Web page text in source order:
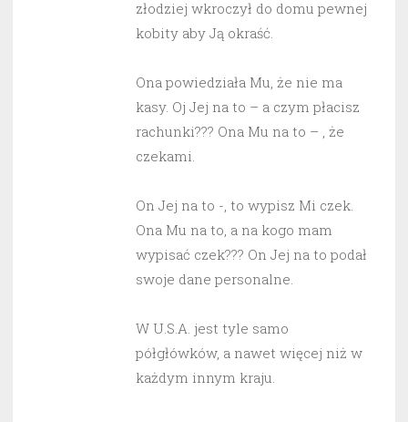
złodziej wkroczył do domu pewnej
kobity aby Ją okraść.
Ona powiedziała Mu, że nie ma
kasy. Oj Jej na to – a czym płacisz
rachunki??? Ona Mu na to – , że
czekami.
On Jej na to -, to wypisz Mi czek.
Ona Mu na to, a na kogo mam
wypisać czek??? On Jej na to podał
swoje dane personalne.
W U.S.A. jest tyle samo
półgłówków, a nawet więcej niż w
każdym innym kraju.